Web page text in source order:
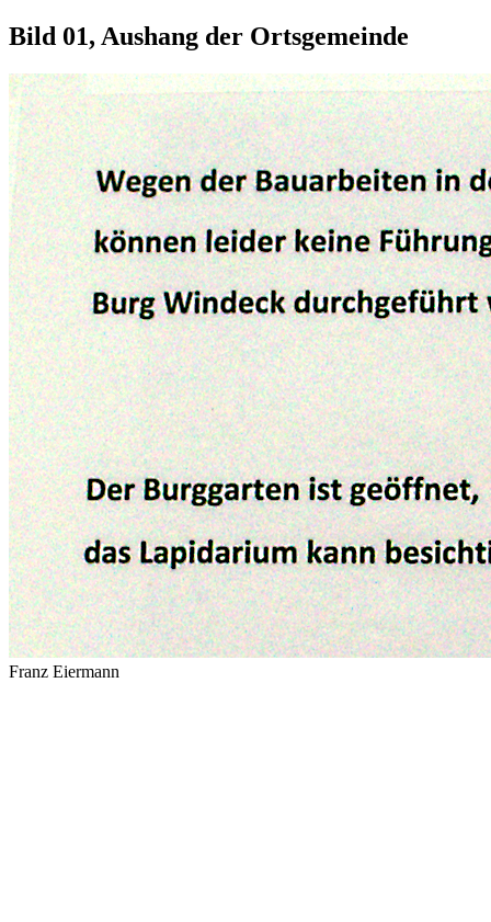
Bild 01, Aushang der Ortsgemeinde
Franz Eiermann